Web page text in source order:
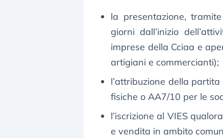
la presentazione,
giorni dall’inizio
imprese della Cciaa e
artigiani e commercianti);
l’attribuzione della
fisiche o AA7/10 per le
l’iscrizione al VIES
e vendita in ambito